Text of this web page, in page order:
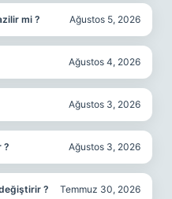
mi ? Ağustos 5, 2026
Ağustos 4, 2026
Ağustos 3, 2026
? Ağustos 3, 2026
? Temmuz 30, 2026